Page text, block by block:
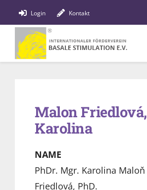
Inhalt
springen
Login Kontakt
Fachpersonen
Förderung
Malon Friedlová,
Karolina
NAME
PhDr. Mgr. Karolina Maloň
Friedlová, PhD.